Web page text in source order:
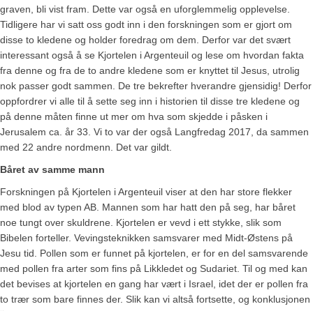
graven, bli vist fram. Dette var også en uforglemmelig opplevelse.
Tidligere har vi satt oss godt inn i den forskningen som er gjort om
disse to kledene og holder foredrag om dem. Derfor var det svært
interessant også å se Kjortelen i Argenteuil og lese om hvordan fakta
fra denne og fra de to andre kledene som er knyttet til Jesus, utrolig
nok passer godt sammen. De tre bekrefter hverandre gjensidig! Derfor
oppfordrer vi alle til å sette seg inn i historien til disse tre kledene og
på denne måten finne ut mer om hva som skjedde i påsken i
Jerusalem ca. år 33. Vi to var der også Langfredag 2017, da sammen
med 22 andre nordmenn. Det var gildt.
Båret av samme mann
Forskningen på Kjortelen i Argenteuil viser at den har store flekker
med blod av typen AB. Mannen som har hatt den på seg, har båret
noe tungt over skuldrene. Kjortelen er vevd i ett stykke, slik som
Bibelen forteller. Vevingsteknikken samsvarer med Midt-Østens på
Jesu tid. Pollen som er funnet på kjortelen, er for en del samsvarende
med pollen fra arter som fins på Likkledet og Sudariet. Til og med kan
det bevises at kjortelen en gang har vært i Israel, idet der er pollen fra
to trær som bare finnes der. Slik kan vi altså fortsette, og konklusjonen